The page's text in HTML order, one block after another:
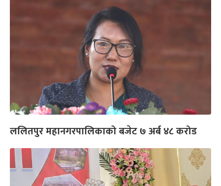
ललितपुर महानगरपालिकाको बजेट ७ अर्ब ४८ करोड